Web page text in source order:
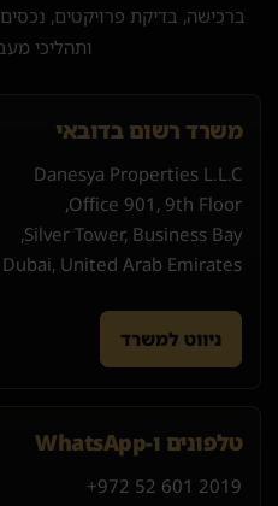
ברכישה, בדיקת פרויקטים,
ותהליכי
משרד רשום בדובאי
Danesya Properties L.L.C
Office 901, 9th Floor,
Silver Tower, Business Bay,
Dubai, United Arab Emirates
ניווט למשרד
טלפונים ו-WhatsApp
+972 52 601 2019